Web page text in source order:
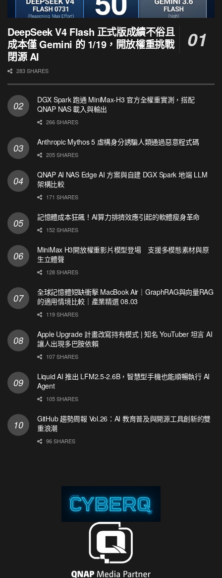
DeepSeek V4 Flash 正式版成績不俗且
成本僅 Gemini 的 1/19，開放權重挑戰
閉源 AI
283 SHARES
DGX Spark 跑通 MiniMax-H3 官方全權重實測，搭配
QNAP NAS 載入與輸出
266 SHARES
Anthropic Mythos 5 虛構身分誘騙人類通過惡意程式碼
205 SHARES
QNAP AI NAS Edge AI 方案與自建 DGX Spark 地端 LLM
架構比較
171 SHARES
記憶體成本狂飆！AI算力排擠效應引起的軟體瘦身革命
152 SHARES
MiniMax H3開放權重影片模型登場 支援多模態素材與原
生立體聲
128 SHARES
全球記憶體短缺衝擊 MacBook Air｜GraphRAG與向量RAG
的適用情境比較｜產業精選 08.03
119 SHARES
Apple Upgrade 計畫改寫持有模式 | 知名 YouTuber 坦言 AI
讓人出現多巴胺依賴
107 SHARES
Liquid AI 推出 LFM2.5-2.6B，智慧型手機也能順暢執行 AI
Agent
105 SHARES
GitHub 趨勢周報 Vol.26：AI 教育普及與開源工具創新的雙
重浪潮
96 SHARES